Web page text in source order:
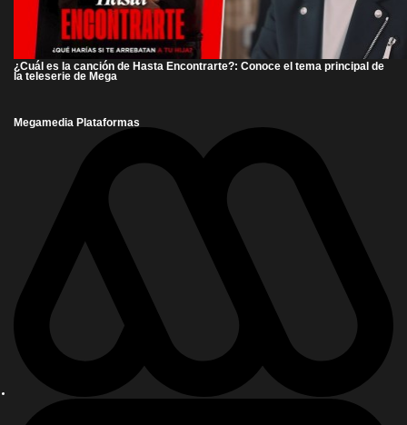
¿Cuál es la canción de Hasta Encontrarte?: Conoce el tema principal de
la teleserie de Mega
Megamedia Plataformas